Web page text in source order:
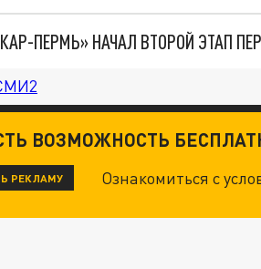
ПЕРМЬ» НАЧАЛ ВТОРОЙ ЭТАП
ВОЗМОЖНОСТЬ
РЕКЛАМУ Ознакомиться с